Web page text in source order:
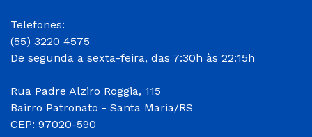
Telefones:
(55) 3220 4575
De segunda a sexta-feira, das 7:30h às 22:15h
Rua Padre Alziro Roggia, 115
Bairro Patronato - Santa Maria/RS
CEP: 97020-590